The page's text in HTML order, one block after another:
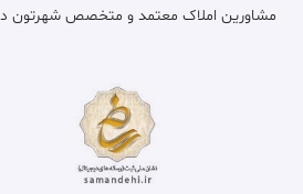
مشاورین املاک معتمد و متخصص شهرتون در